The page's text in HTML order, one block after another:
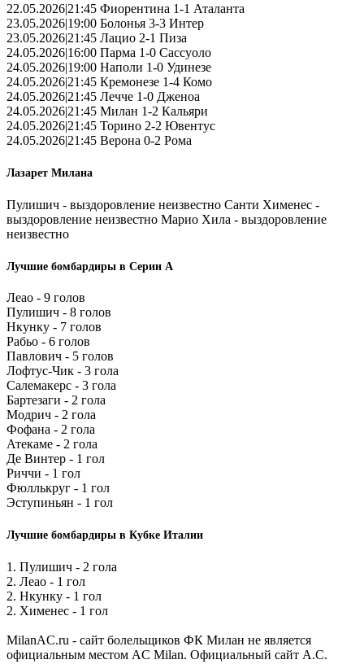
22.05.2026|21:45 Фиорентина 1-1 Аталанта
23.05.2026|19:00 Болонья 3-3 Интер
23.05.2026|21:45 Лацио 2-1 Пиза
24.05.2026|16:00 Парма 1-0 Сассуоло
24.05.2026|19:00 Наполи 1-0 Удинезе
24.05.2026|21:45 Кремонезе 1-4 Комо
24.05.2026|21:45 Лечче 1-0 Дженоа
24.05.2026|21:45 Милан 1-2 Кальяри
24.05.2026|21:45 Торино 2-2 Ювентус
24.05.2026|21:45 Верона 0-2 Рома
Лазарет Милана
Пулишич - выздоровление неизвестно Санти Хименес -
выздоровление неизвестно Марио Хила - выздоровление
неизвестно
Лучшие бомбардиры в Серии А
Леао - 9 голов
Пулишич - 8 голов
Нкунку - 7 голов
Рабьо - 6 голов
Павлович - 5 голов
Лофтус-Чик - 3 гола
Салемакерс - 3 гола
Бартезаги - 2 гола
Модрич - 2 гола
Фофана - 2 гола
Атекаме - 2 гола
Де Винтер - 1 гол
Риччи - 1 гол
Фюллькруг - 1 гол
Эступиньян - 1 гол
Лучшие бомбардиры в Кубке Италии
1. Пулишич - 2 гола
2. Леао - 1 гол
2. Нкунку - 1 гол
2. Хименес - 1 гол
MilanAC.ru - сайт болельщиков ФК Милан не является
официальным местом AC Milan. Официальный сайт A.C.